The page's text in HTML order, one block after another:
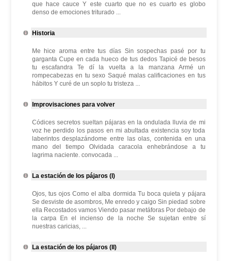
que hace cauce Y este cuarto que no es cuarto es globo
denso de emociones triturado ...
Historia
Me hice aroma entre tus días Sin sospechas pasé por tu
garganta Cupe en cada hueco de tus dedos Tapicé de besos
tu escafandra Te dí la vuelta a la manzana Armé un
rompecabezas en tu sexo Saqué malas calificaciones en tus
hábitos Y curé de un soplo tu tristeza ...
Improvisaciones para volver
Códices secretos sueltan pájaras en la ondulada lluvia de mi
voz he perdido los pasos en mi abultada existencia soy toda
laberintos desplazándome entre las olas, contenida en una
mano del tiempo Olvidada caracola enhebrándose a tu
lagrima naciente. convocada ...
La estación de los pájaros (I)
Ojos, tus ojos Como el alba dormida Tu boca quieta y pájara
Se desviste de asombros, Me enredo y caigo Sin piedad sobre
ella Recostados vamos Viendo pasar metáforas Por debajo de
la carpa En el incienso de la noche Se sujetan entre sí
nuestras caricias, ...
La estación de los pájaros (II)